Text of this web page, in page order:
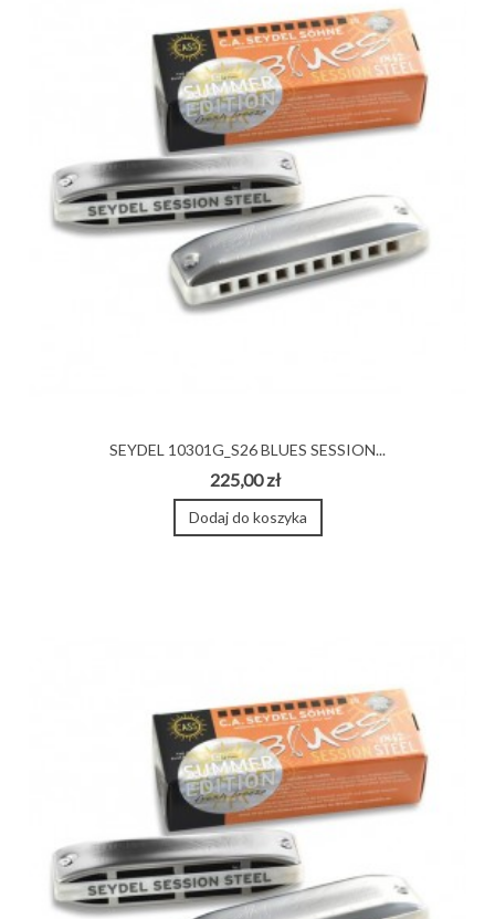
SEYDEL 10301G_S26 BLUES SESSION...
225,00 zł
Dodaj do koszyka